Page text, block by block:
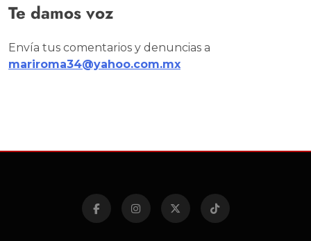
Te damos voz
Envía tus comentarios y denuncias a
mariroma34@yahoo.com.mx